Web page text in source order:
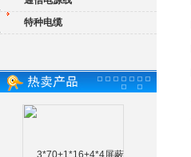
特种电缆